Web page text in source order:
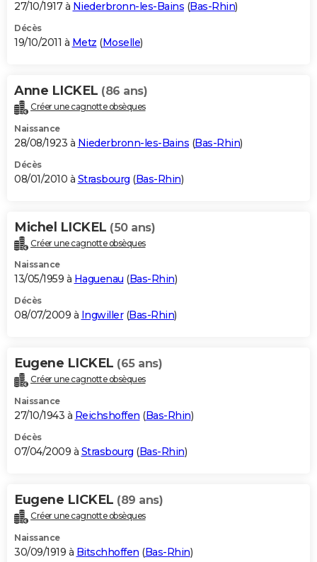
27/10/1917 à Niederbronn-les-Bains (Bas-Rhin)
Décès
19/10/2011 à Metz (Moselle)
Anne LICKEL (86 ans)
Créer une cagnotte obsèques
Naissance
28/08/1923 à Niederbronn-les-Bains (Bas-Rhin)
Décès
08/01/2010 à Strasbourg (Bas-Rhin)
Michel LICKEL (50 ans)
Créer une cagnotte obsèques
Naissance
13/05/1959 à Haguenau (Bas-Rhin)
Décès
08/07/2009 à Ingwiller(Bas-Rhin)
Eugene LICKEL (65 ans)
Créer une cagnotte obsèques
Naissance
27/10/1943 à Reichshoffen (Bas-Rhin)
Décès
07/04/2009 à Strasbourg (Bas-Rhin)
Eugene LICKEL (89 ans)
Créer une cagnotte obsèques
Naissance
30/09/1919 à Bitschhoffen (Bas-Rhin)